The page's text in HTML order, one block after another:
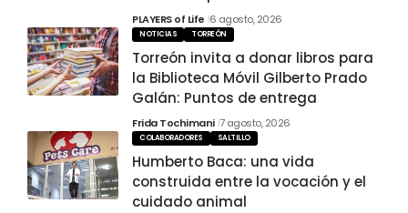
PLAYERS of Life 6 agosto, 2026
NOTICIAS TORREÓN
Torreón invita a donar libros para
la Biblioteca Móvil Gilberto Prado
Galán: Puntos de entrega
Frida Tochimani 7 agosto, 2026
COLABORADORES SALTILLO
Humberto Baca: una vida
construida entre la vocación y el
cuidado animal